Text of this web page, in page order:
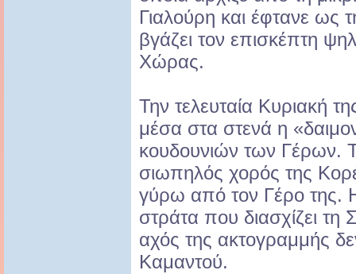
Γιαλούρη και έφτανε ως
βγάζει τον επισκέπτη
Χώρας.
Την τελευταία Κυριακή
μέσα στα στενά η
κουδουνιών των Γέρων.
σιωπηλός χορός της
γύρω από τον Γέρο της.
στράτα που διασχίζει τη
αχός της ακτογραμμής
Καμαντού.